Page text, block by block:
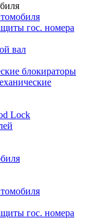
гос. номера
вал
блокираторы
Lock
гос. номера